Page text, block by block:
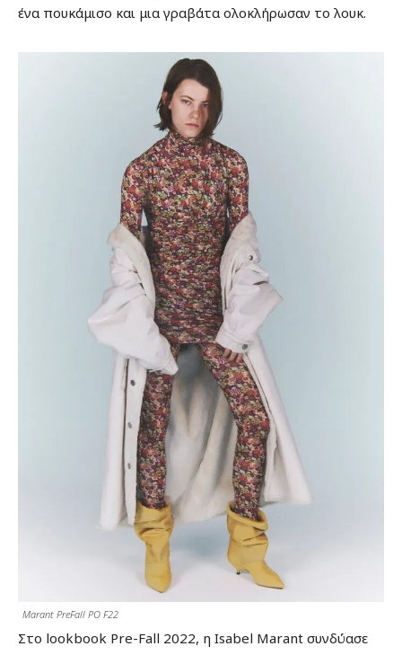
ένα πουκάμισο και μια γραβάτα ολοκλήρωσαν το λουκ.
Marant PreFall PO F22
Στο lookbook Pre-Fall 2022, η Isabel Marant συνδύασε